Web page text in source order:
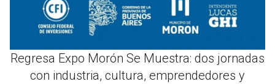
Regresa Expo Morón Se Muestra: dos jornadas
con industria, cultura, emprendedores y